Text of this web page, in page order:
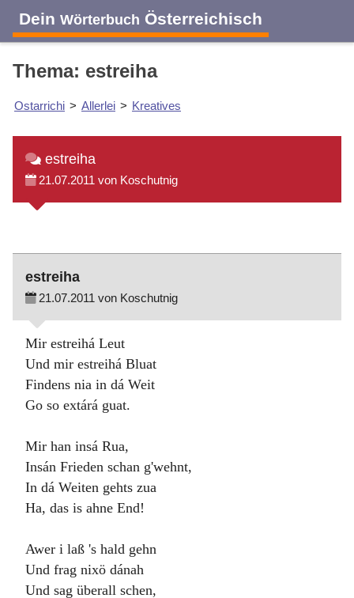
Dein Wörterbuch Österreichisch
Thema: estreiha
Ostarrichi > Allerlei > Kreatives
estreiha
21.07.2011 von Koschutnig
estreiha
21.07.2011 von Koschutnig
Mir estreihá Leut
Und mir estreihá Bluat
Findens nia in dá Weit
Go so extárá guat.
Mir han insá Rua,
Insán Frieden schan g'wehnt,
In dá Weiten gehts zua
Ha, das is ahne End!
Awer i laß 's hald gehn
Und frag nixö dánah
Und sag überall schen,